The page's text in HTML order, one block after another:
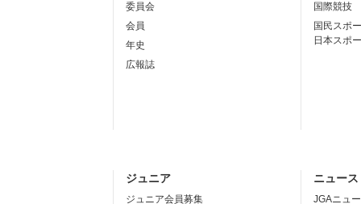
委員会
会員
年史
広報誌
国際競技
国民スポ
日本スポ
ジュニア
ジュニア会員募集
ニュース
JGAニュ